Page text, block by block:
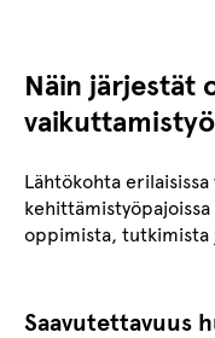
Näin järjestät
Lähtökohta
oppimista, tutkimista
Saavutettavuus